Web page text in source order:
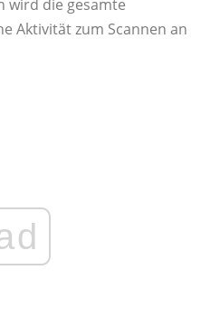
wird die gesamte
Aktivität zum Scannen an